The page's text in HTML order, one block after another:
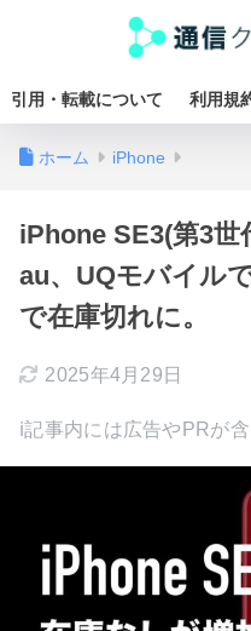
引用・転載について 利用規
ホーム iPhone
iPhone SE3(第3
au、UQモバイル
で在庫切れに。
2025年4月29日
ℹ︎記事内には広告やPRが